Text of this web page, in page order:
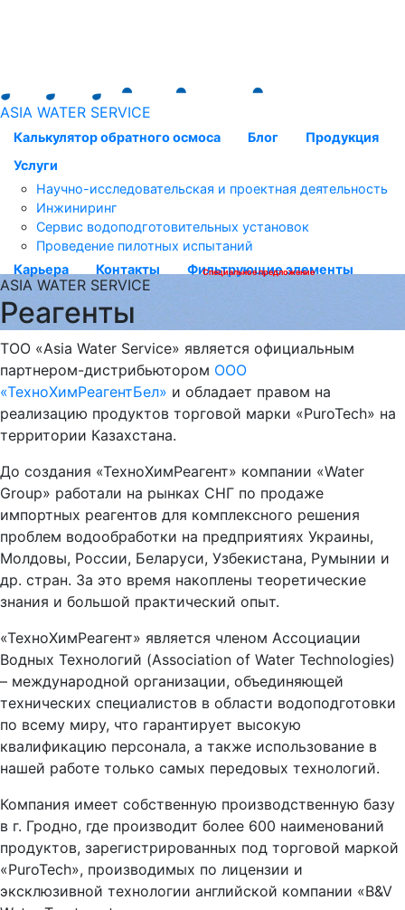
ASIA WATER SERVICE
Калькулятор обратного осмоса Блог
Продукция
Услуги
Научно-исследовательская и проектная деятельность
Инжиниринг
Сервис водоподготовительных установок
Проведение пилотных испытаний
Карьера
Контакты Фильтрующие элементы
Специальное предложение
ASIA WATER SERVICE
Реагенты
ТОО «Asia Water Service» является официальным
партнером-дистрибьютором ООО
«ТехноХимРеагентБел» и обладает правом на
реализацию продуктов торговой марки «PuroTech» на
территории Казахстана.
До создания «ТехноХимРеагент» компании «Water
Group» работали на рынках СНГ по продаже
импортных реагентов для комплексного решения
проблем водообработки на предприятиях Украины,
Молдовы, России, Беларуси, Узбекистана, Румынии и
др. стран. За это время накоплены теоретические
знания и большой практический опыт.
«ТехноХимРеагент» является членом Ассоциации
Водных Технологий (Association of Water Technologies)
– международной организации, объединяющей
технических специалистов в области водоподготовки
по всему миру, что гарантирует высокую
квалификацию персонала, а также использование в
нашей работе только самых передовых технологий.
Компания имеет собственную производственную базу
в г. Гродно, где производит более 600 наименований
продуктов, зарегистрированных под торговой маркой
«PuroTech», производимых по лицензии и
эксклюзивной технологии английской компании «B&V